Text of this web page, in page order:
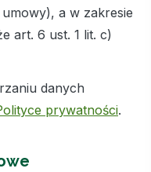
a w zakresie
art. 6 ust. 1 lit. c)
danych
prywatności.